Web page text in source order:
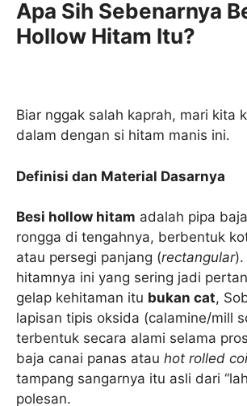
Apa Sih Sebenarnya
Hollow Hitam Itu?
Biar nggak salah kaprah, mari kita
dalam dengan si hitam manis ini.
Definisi dan Material Dasarnya
Besi hollow hitam adalah pipa
rongga di tengahnya, berbentuk
atau persegi panjang (rectangular).
hitamnya ini yang sering jadi
gelap kehitaman itu bukan cat,
lapisan tipis oksida (calamine/mill
terbentuk secara alami selama
baja canai panas atau hot rolled
tampang sangarnya itu asli dari
polesan.